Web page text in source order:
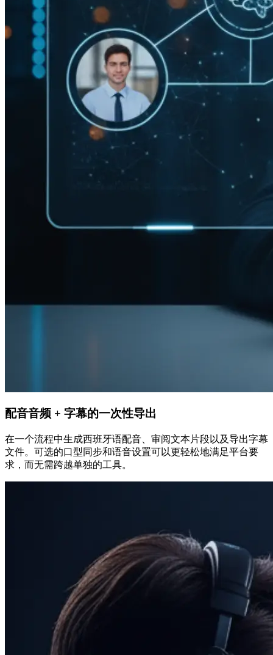
配音音频 + 字幕的一次性导出
在一个流程中生成西班牙语配音、审阅文本片段以及导出字幕
文件。可选的口型同步和语音设置可以更轻松地满足平台要
求，而无需跨越单独的工具。